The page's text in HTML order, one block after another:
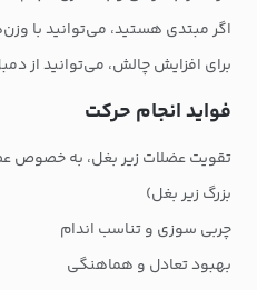
اگر مبتدی هستید، می‌توانید با
برای افزایش چالش، می‌توانید از
فواید انجام حرکت
تقویت عضلات زیر بغل، به خصوص
بزرگ زیر بغل)
چربی سوزی و تناسب اندام
بهبود تعادل و هماهنگی